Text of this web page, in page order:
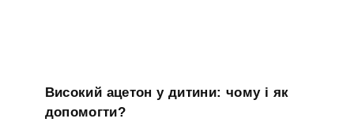
Високий ацетон у дитини: чому і як
допомогти?